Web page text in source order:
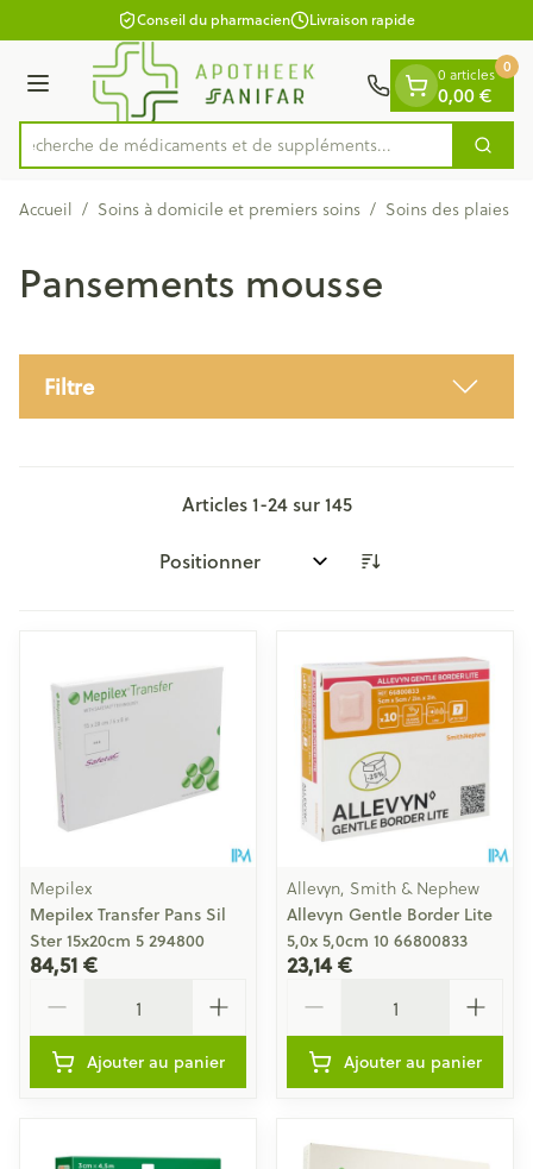
Aller au contenu
1 de 1Conseil du pharmacien Livraison rapide
Menu
Rechercher
Recherche de médicaments et de supp
0 articles
0,00 €
0
Accueil / Soins à domicile et premiers soins / Soins des plaies
Pansements mousse
Filtre
Articles1-24sur145
Trier par:
Mepilex
Mepilex Transfer Pans Sil
Ster 15x20cm 5 294800
84,51 €
Ajouter au panier
Allevyn, Smith & Nephew
Allevyn Gentle Border Lite
5,0x 5,0cm 10 66800833
23,14 €
Ajouter au panier